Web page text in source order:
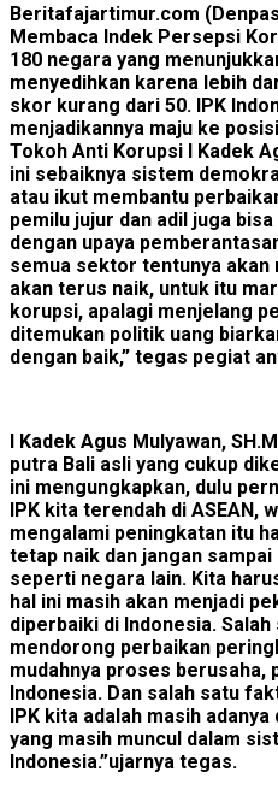
Beritafajartimur.com
Membaca Indek Persepsi
180 negara yang
menyedihkan karena lebih
skor kurang dari 50. IPK
menjadikannya maju ke
Tokoh Anti Korupsi I Kadek
ini sebaiknya sistem
atau ikut membantu
pemilu jujur dan adil juga
dengan upaya
semua sektor tentunya akan
akan terus naik, untuk itu
korupsi, apalagi menjelang
ditemukan politik uang
dengan baik,” tegas pegiat
I Kadek Agus Mulyawan,
putra Bali asli yang cukup
ini mengungkapkan, dulu
IPK kita terendah di ASEAN,
mengalami peningkatan itu
tetap naik dan jangan
seperti negara lain. Kita
hal ini masih akan menjadi
diperbaiki di Indonesia.
mendorong perbaikan
mudahnya proses berusaha,
Indonesia. Dan salah satu
IPK kita adalah masih
yang masih muncul dalam
Indonesia.”ujarnya tegas.